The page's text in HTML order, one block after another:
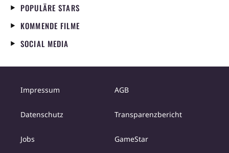
POPULÄRE STARS
KOMMENDE FILME
SOCIAL MEDIA
Impressum AGB
Datenschutz Transparenzbericht
Jobs GameStar